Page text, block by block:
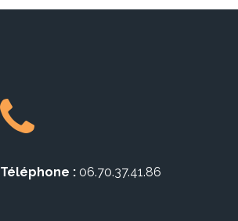
Téléphone : 06.70.37.41.86